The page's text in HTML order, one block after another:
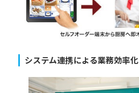
システム連携による業務効率化